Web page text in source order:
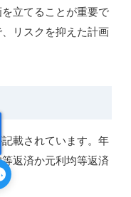
立てることが重要で
リスクを抑えた計画
記載されています。年
返済か元利均等返済